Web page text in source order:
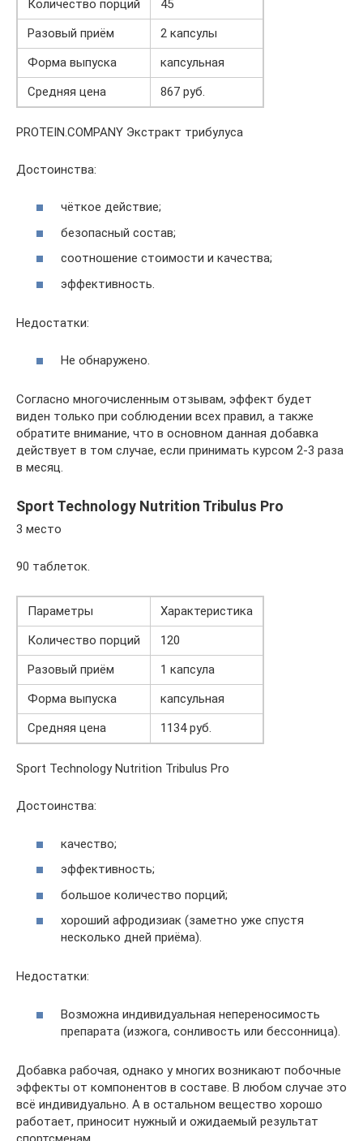
Количество порций
45
Разовый приём
2 капсулы
Форма выпуска
капсульная
Средняя цена
867 руб.
PROTEIN.COMPANY Экстракт трибулуса
Достоинства:
чёткое действие;
безопасный состав;
соотношение стоимости и качества;
эффективность.
Недостатки:
Не обнаружено.
Согласно многочисленным отзывам, эффект будет
виден только при соблюдении всех правил, а также
обратите внимание, что в основном данная добавка
действует в том случае, если принимать курсом 2-3 раза
в месяц.
Sport Technology Nutrition Tribulus Pro
3 место
90 таблеток.
Параметры
Характеристика
Количество порций
120
Разовый приём
1 капсула
Форма выпуска
капсульная
Средняя цена
1134 руб.
Sport Technology Nutrition Tribulus Pro
Достоинства:
качество;
эффективность;
большое количество порций;
хороший афродизиак (заметно уже спустя
несколько дней приёма).
Недостатки:
Возможна индивидуальная непереносимость
препарата (изжога, сонливость или бессонница).
Добавка рабочая, однако у многих возникают побочные
эффекты от компонентов в составе. В любом случае это
всё индивидуально. А в остальном вещество хорошо
работает, приносит нужный и ожидаемый результат